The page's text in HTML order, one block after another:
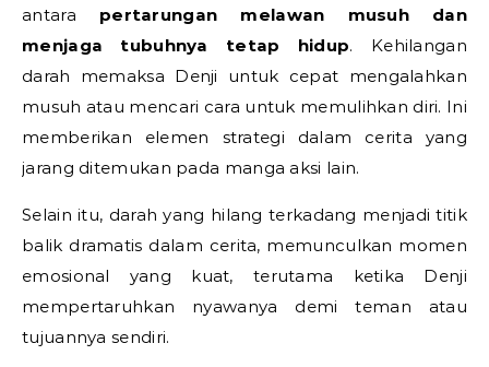
antara pertarungan melawan musuh dan
menjaga tubuhnya tetap hidup. Kehilangan
darah memaksa Denji untuk cepat mengalahkan
musuh atau mencari cara untuk memulihkan diri. Ini
memberikan elemen strategi dalam cerita yang
jarang ditemukan pada manga aksi lain.
Selain itu, darah yang hilang terkadang menjadi titik
balik dramatis dalam cerita, memunculkan momen
emosional yang kuat, terutama ketika Denji
mempertaruhkan nyawanya demi teman atau
tujuannya sendiri.